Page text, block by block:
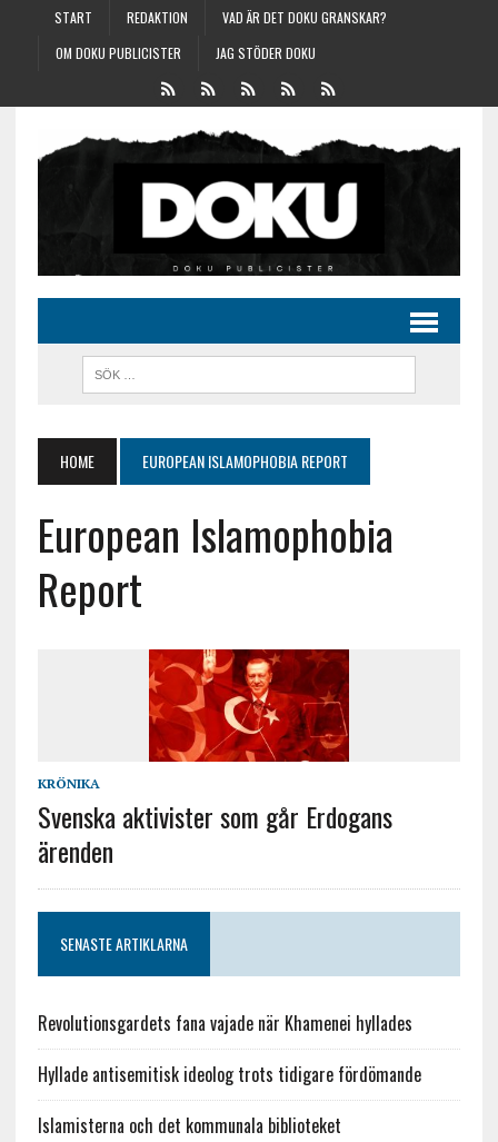
START REDAKTION
VAD ÄR DET DOKU GRANSKAR?
OM DOKU PUBLICISTER
JAG STÖDER DOKU
HOME EUROPEAN ISLAMOPHOBIA REPORT
European Islamophobia
Report
KRÖNIKA
Svenska aktivister som går Erdogans
ärenden
SENASTE ARTIKLARNA
Revolutionsgardets fana vajade när Khamenei hyllades
Hyllade antisemitisk ideolog trots tidigare fördömande
Islamisterna och det kommunala biblioteket